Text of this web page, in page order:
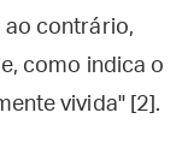
ao contrário,
como indica o
vivida" [2].